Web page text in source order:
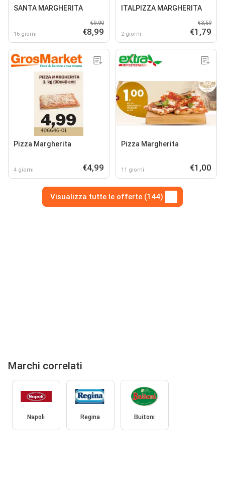
SANTA MARGHERITA
16 giorni
€9,90
€8,99
ITALPIZZA MARGHERITA
2 giorni
€3,59
€1,79
Pizza Margherita
4 giorni €4,99
Pizza Margherita
11 giorni €1,00
Visualizza tutte le offerte (144)
Marchi correlati
Napoli Regina Buitoni